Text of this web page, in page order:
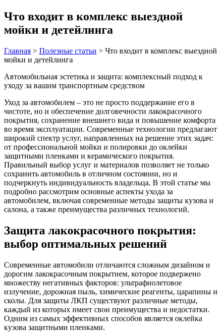
Что входит в комплекс выездной
мойки и детейлинга
Главная > Полезные статьи > Что входит в комплекс выездной
мойки и детейлинга
Автомобильная эстетика и защита: комплексный подход к
уходу за вашим транспортным средством
Уход за автомобилем – это не просто поддержание его в
чистоте, но и обеспечение долговечности лакокрасочного
покрытия, сохранение внешнего вида и повышение комфорта
во время эксплуатации. Современные технологии предлагают
широкий спектр услуг, направленных на решение этих задач:
от профессиональной мойки и полировки до оклейки
защитными пленками и керамического покрытия.
Правильный выбор услуг и материалов позволяет не только
сохранить автомобиль в отличном состоянии, но и
подчеркнуть индивидуальность владельца. В этой статье мы
подробно рассмотрим основные аспекты ухода за
автомобилем, включая современные методы защиты кузова и
салона, а также преимущества различных технологий.
Защита лакокрасочного покрытия:
выбор оптимальных решений
Современные автомобили отличаются сложным дизайном и
дорогим лакокрасочным покрытием, которое подвержено
множеству негативных факторов: ультрафиолетовое
излучение, дорожная пыль, химические реагенты, царапины и
сколы. Для защиты ЛКП существуют различные методы,
каждый из которых имеет свои преимущества и недостатки.
Одним из самых эффективных способов является оклейка
кузова защитными пленками.